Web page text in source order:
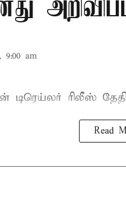
9:00 am
டிரெய்லர் ரிலீஸ்
Read